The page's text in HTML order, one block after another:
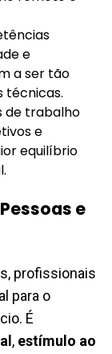
e
a ser tão
técnicas.
de trabalho
e
equilíbrio
e
profissionais
para o
É
, estímulo ao